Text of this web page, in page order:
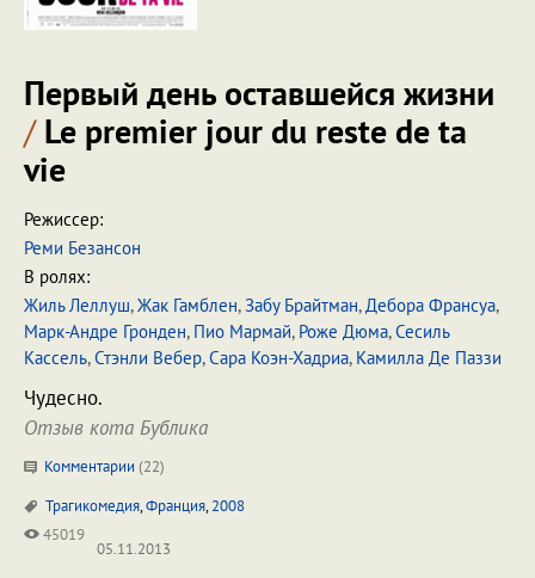
Первый день оставшейся жизни
/Le premier jour du reste de ta
vie
Режиссер:
Реми Безансон
В ролях:
Жиль Леллуш,Жак Гамблен,Забу Брайтман,Дебора Франсуа,
Марк-Андре Гронден, Пио Мармай, Роже Дюма,Сесиль
Кассель,Стэнли Вебер,Сара Коэн-Хадриа, Камилла Де Паззи
Чудесно.
Отзыв кота Бублика
Комментарии (22)
Трагикомедия,Франция,2008
45019
05.11.2013